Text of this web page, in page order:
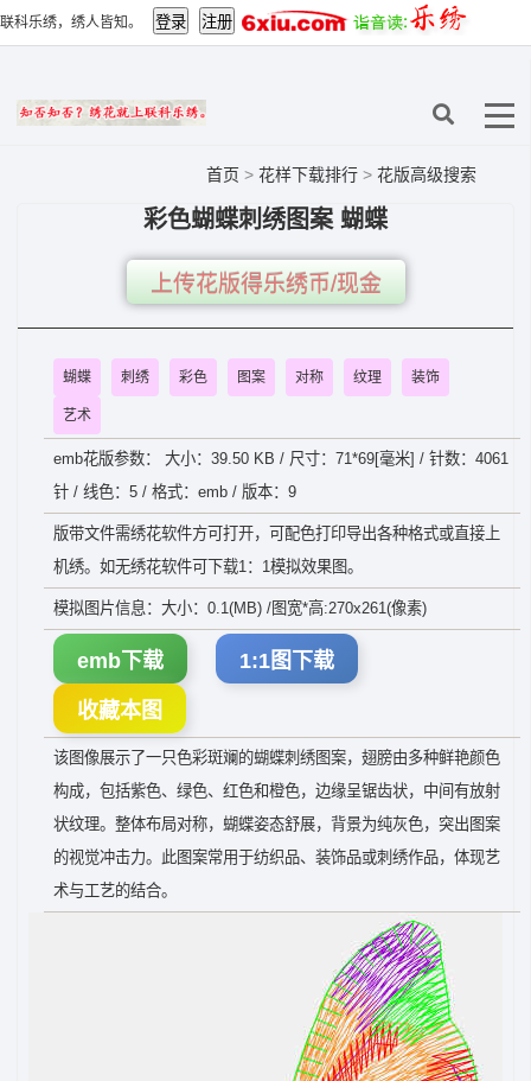
联科乐绣，绣人皆知。
首页 > 花样下载排行 > 花版高级搜索
彩色蝴蝶刺绣图案 蝴蝶
上传花版得乐绣币/现金
蝴蝶 刺绣 彩色 图案 对称 纹理 装饰
艺术
emb花版参数： 大小：39.50 KB / 尺寸：71*69[毫米] / 针数：4061
针 / 线色：5 / 格式：emb / 版本：9
版带文件需绣花软件方可打开，可配色打印导出各种格式或直接上
机绣。如无绣花软件可下载1：1模拟效果图。
模拟图片信息：大小：0.1(MB) /图宽*高:270x261(像素)
emb下载 1:1图下载
收藏本图
该图像展示了一只色彩斑斓的蝴蝶刺绣图案，翅膀由多种鲜艳颜色
构成，包括紫色、绿色、红色和橙色，边缘呈锯齿状，中间有放射
状纹理。整体布局对称，蝴蝶姿态舒展，背景为纯灰色，突出图案
的视觉冲击力。此图案常用于纺织品、装饰品或刺绣作品，体现艺
术与工艺的结合。